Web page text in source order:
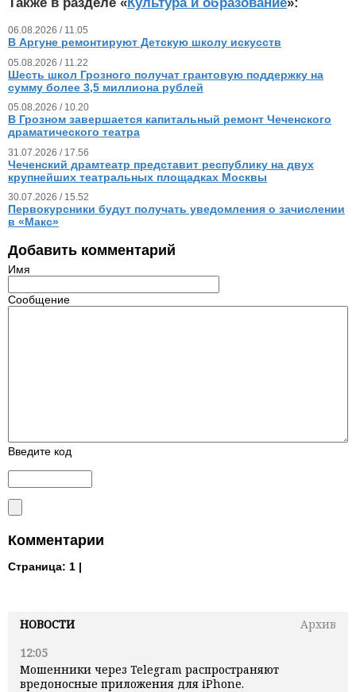
НОВОСТИ
Архив
12:05
Мошенники через Telegram распространяют
вредоносные приложения для iPhone.
Также в разделе «Культура и образование»:
06.08.2026 / 11.05
В Аргуне ремонтируют Детскую школу искусств
05.08.2026 / 11.22
Шесть школ Грозного получат грантовую поддержку на
сумму более 3,5 миллиона рублей
05.08.2026 / 10.20
В Грозном завершается капитальный ремонт Чеченского
драматического театра
31.07.2026 / 17.56
Чеченский драмтеатр представит республику на двух
крупнейших театральных площадках Москвы
30.07.2026 / 15.52
Первокурсники будут получать уведомления о зачислении
в «Макс»
Добавить комментарий
Имя
Сообщение
Введите код
Комментарии
Страница: 1 |